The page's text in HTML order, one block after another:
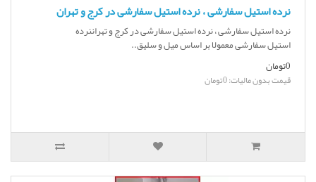
نرده استیل سفارشی ، نرده استیل سفارشی در کرج و تهران
نرده استیل سفارشی ، نرده استیل سفارشی در کرج و تهراننرده
استیل سفارشی معمولا بر اساس میل و سلیق..
0تومان
قیمت بدون مالیات: 0تومان